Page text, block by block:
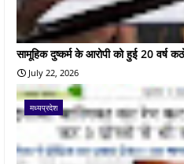
सामूहिक दुष्कर्म के आरोपी को हुई 20 वर्ष
July 22, 2026
मध्यप्रदेश